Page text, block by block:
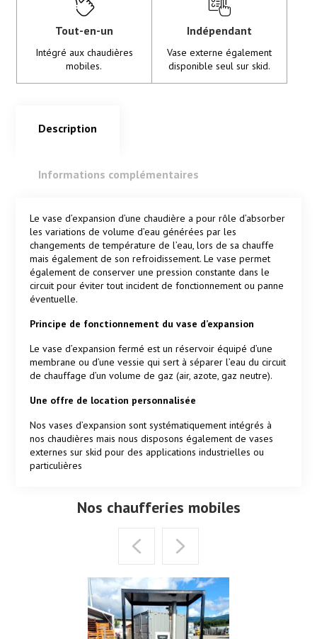
Tout-en-un
Intégré aux chaudières
mobiles.
Indépendant
Vase externe également
disponible seul sur skid.
Description
Informations complémentaires
Description
Le vase d’expansion d’une chaudière a pour rôle d’absorber
les variations de volume d’eau générées par les
changements de température de l’eau, lors de sa chauffe
mais également de son refroidissement. Le vase permet
également de conserver une pression constante dans le
circuit pour éviter tout incident de fonctionnement ou panne
éventuelle.
Principe de fonctionnement du vase d’expansion
Le vase d’expansion fermé est un réservoir équipé d’une
membrane ou d’une vessie qui sert à séparer l’eau du circuit
de chauffage d’un volume de gaz (air, azote, gaz neutre).
Une offre de location personnalisée
Nos vases d’expansion sont systématiquement intégrés à
nos chaudières mais nous disposons également de vases
externes sur skid pour des applications industrielles ou
particulières
Nos chaufferies mobiles